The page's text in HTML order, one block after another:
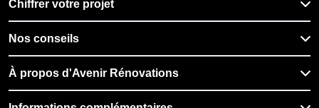
Chiffrer votre projet
Nos conseils
À propos d'Avenir Rénovations